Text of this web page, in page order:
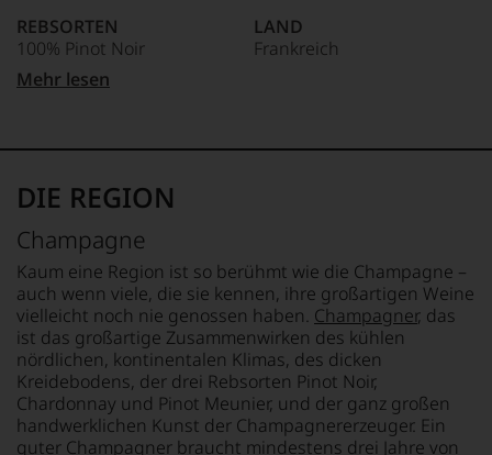
auch
und
gerade
mit
Medaillen
Weinjournalisten
Fachpublikationen
unseren
Aussendungen
oder
in
unserem
Webshop,
um
zu
unterstreichen,
REBSORTEN
100% Pinot Noir
TRINKTEMPERATUR
ALKOHOLGEHALT
LAND
Frankreich
GESCHMACK
Mehr lesen
DIE REGION
Champagne
Kaum eine Region ist so berühmt wie die Champagne –
auch wenn viele, die sie kennen, ihre großartigen Weine
vielleicht noch nie genossen haben. Champagner, das
ist das großartige Zusammenwirken des kühlen
nördlichen, kontinentalen Klimas, des dicken
Kreidebodens, der drei Rebsorten Pinot Noir,
Chardonnay und Pinot Meunier, und der ganz großen
handwerklichen Kunst der Champagnererzeuger. Ein
guter Champagner braucht mindestens drei Jahre von